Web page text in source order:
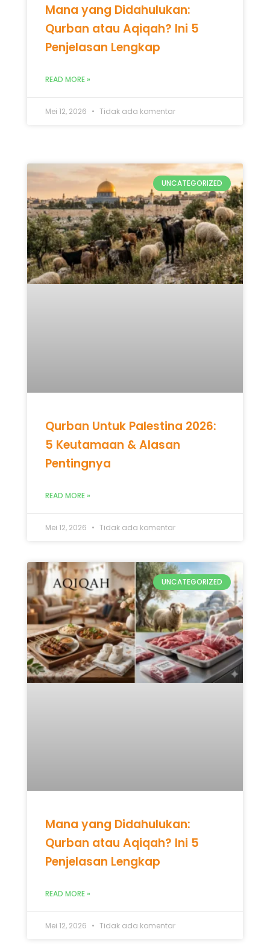
Mana yang Didahulukan:
Qurban atau Aqiqah? Ini 5
Penjelasan Lengkap
READ MORE »
Mei 12, 2026 Tidak ada komentar
UNCATEGORIZED
Qurban Untuk Palestina 2026:
5 Keutamaan & Alasan
Pentingnya
READ MORE »
Mei 12, 2026 Tidak ada komentar
UNCATEGORIZED
Mana yang Didahulukan:
Qurban atau Aqiqah? Ini 5
Penjelasan Lengkap
READ MORE »
Mei 12, 2026 Tidak ada komentar